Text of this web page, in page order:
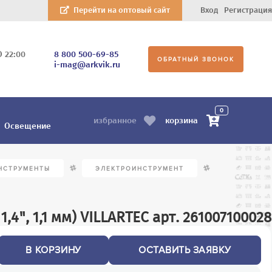
Вход Регистрация
Перейти на оптовый сайт
22:00
8 800 500-69-85
i-mag@arkvik.ru
ОБРАТНЫЙ ЗВОНОК
Освещение
избранное
0
корзина
/ ЭЛЕКТРОИНСТРУМЕНТ /
1,1 мм) VILLARTEC арт. 261007100028
В КОРЗИНУ ОСТАВИТЬ ЗАЯВКУ